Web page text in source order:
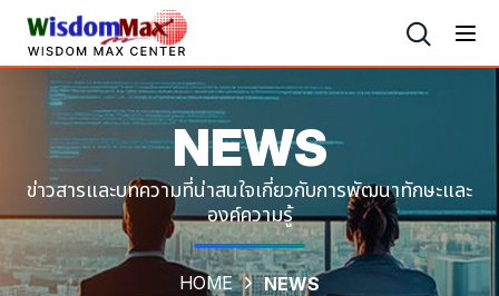
NEWS
ข่าวสารและบทความที่น่าสนใจเกี่ยวกับการพัฒนาทักษะและ
องค์ความรู้
HOME NEWS